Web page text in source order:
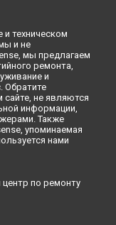
Hisense вКирове
Hisense вМоскве
и техническом
и не
мы предлагаем
ремонта,
и
Обратите
не являются
информации,
Также
упоминаемая
нами
по ремонту